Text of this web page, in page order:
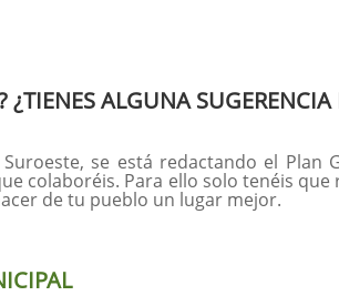
ALGUNA
se está redactando el Plan
colaboréis. Para ello solo tenéis que
de tu pueblo un lugar mejor.